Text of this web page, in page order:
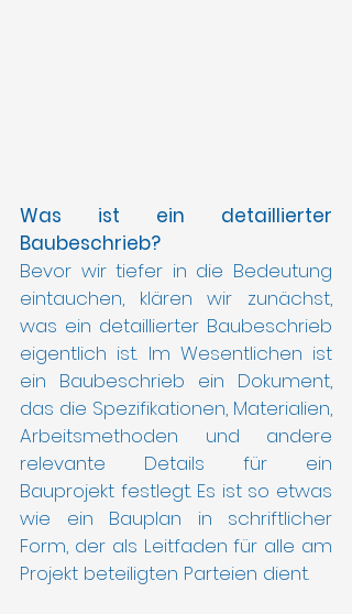
Was ist ein detaillierter
Baubeschrieb?
Bevor wir tiefer in die Bedeutung
eintauchen, klären wir zunächst,
was ein detaillierter Baubeschrieb
eigentlich ist. Im Wesentlichen ist
ein Baubeschrieb ein Dokument,
das die Spezifikationen, Materialien,
Arbeitsmethoden und andere
relevante Details für ein
Bauprojekt festlegt. Es ist so etwas
wie ein Bauplan in schriftlicher
Form, der als Leitfaden für alle am
Projekt beteiligten Parteien dient.